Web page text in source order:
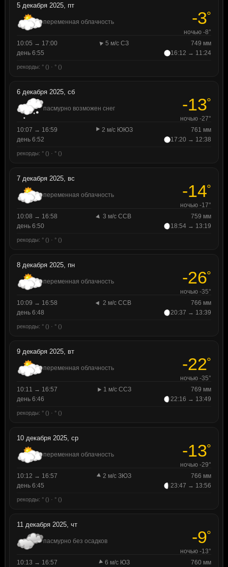
5 декабря 2025, пт
переменная облачность -3°
ночью -8°
10:05 → 17:00
5 м/с СЗ
749 мм
день 6:55
16:12 → 11:24
рекорды: ° () · ° ()
6 декабря 2025, сб
пасмурно возможен снег -13°
ночью -27°
10:07 → 16:59
2 м/с ЮЮЗ
761 мм
день 6:52
17:20 → 12:38
рекорды: ° () · ° ()
7 декабря 2025, вс
переменная облачность -14°
ночью -17°
10:08 → 16:58
3 м/с ССВ
759 мм
день 6:50
18:54 → 13:19
рекорды: ° () · ° ()
8 декабря 2025, пн
переменная облачность -26°
ночью -35°
10:09 → 16:58
2 м/с ССВ
766 мм
день 6:48
20:37 → 13:39
рекорды: ° () · ° ()
9 декабря 2025, вт
переменная облачность -22°
ночью -35°
10:11 → 16:57
1 м/с ССЗ
769 мм
день 6:46
22:16 → 13:49
рекорды: ° () · ° ()
10 декабря 2025, ср
переменная облачность -13°
ночью -29°
10:12 → 16:57
2 м/с ЗЮЗ
766 мм
день 6:45
23:47 → 13:56
рекорды: ° () · ° ()
11 декабря 2025, чт
пасмурно без осадков -9°
ночью -13°
10:13 → 16:57
6 м/с ЮЗ
760 мм